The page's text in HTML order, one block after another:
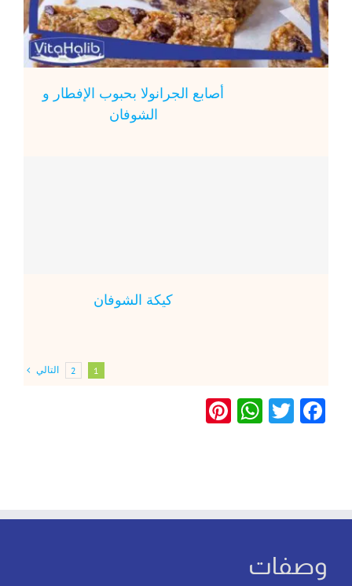
أصابع الجرانولا بحبوب الإفطار و
الشوفان
كيكة الشوفان
1
2 التالي
Facebook
Twitter
WhatsApp
وصفات